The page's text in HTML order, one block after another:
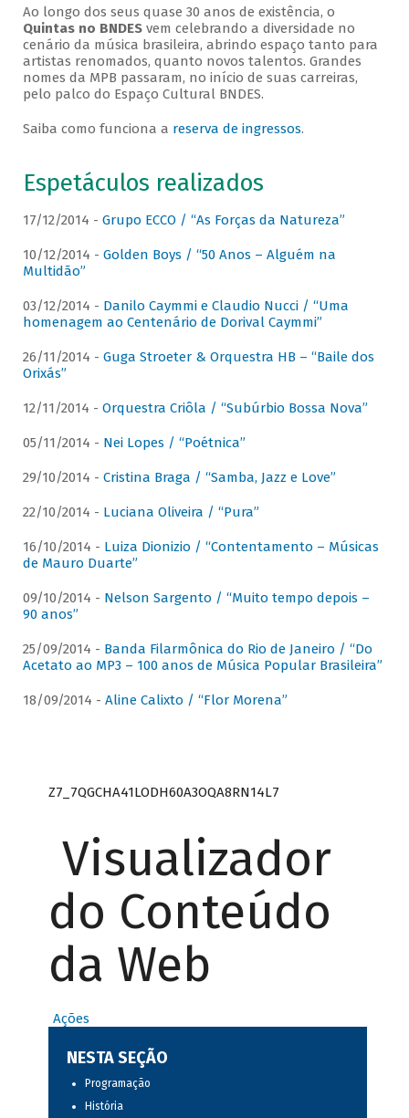
Ao longo dos seus quase 30 anos de existência, o
Quintas no BNDESvem celebrando a diversidade no
cenário da música brasileira, abrindo espaço tanto para
artistas renomados, quanto novos talentos. Grandes
nomes da MPB passaram, no início de suas carreiras,
pelo palco do Espaço Cultural BNDES.
Saiba como funciona a reserva de ingressos.
Espetáculos realizados
17/12/2014 - Grupo ECCO / “As Forças da Natureza”
10/12/2014 - Golden Boys / “50 Anos – Alguém na
Multidão”
03/12/2014 - Danilo Caymmi e Claudio Nucci / “Uma
homenagem ao Centenário de Dorival Caymmi”
26/11/2014 - Guga Stroeter & Orquestra HB – “Baile dos
Orixás”
12/11/2014 - Orquestra Criôla / “Subúrbio Bossa Nova”
05/11/2014 - Nei Lopes / “Poétnica”
29/10/2014 - Cristina Braga / “Samba, Jazz e Love”
22/10/2014 - Luciana Oliveira / “Pura”
16/10/2014 - Luiza Dionizio / “Contentamento – Músicas
de Mauro Duarte”
09/10/2014 - Nelson Sargento / “Muito tempo depois –
90 anos”
25/09/2014 - Banda Filarmônica do Rio de Janeiro / “Do
Acetato ao MP3 – 100 anos de Música Popular Brasileira”
18/09/2014 - Aline Calixto / “Flor Morena”
Z7_7QGCHA41LODH60A3OQA8RN14L7
Visualizador
do Conteúdo
da Web
Ações
NESTA SEÇÃO
Programação
História